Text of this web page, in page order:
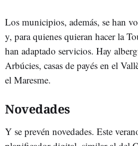
Los municipios, además, se han
y, para quienes quieran hacer la
han adaptado servicios. Hay
Arbúcies, casas de payés en el
el Maresme.
Novedades
Y se prevén novedades. Este